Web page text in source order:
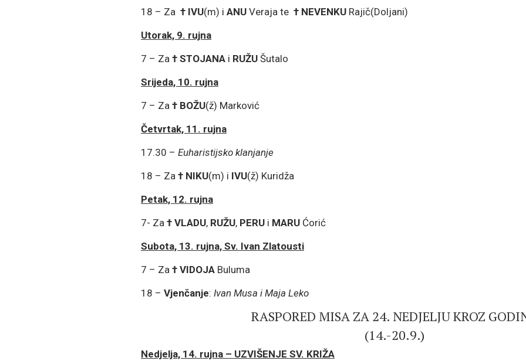
18 – Za † IVU(m) i ANU Veraja te † NEVENKU Rajič(Doljani)
Utorak, 9. rujna
7 – Za † STOJANA i RUŽU Šutalo
Srijeda, 10. rujna
7 – Za † BOŽU(ž) Marković
Četvrtak, 11. rujna
17.30 – Euharistijsko klanjanje
18 – Za † NIKU(m) i IVU(ž) Kuridža
Petak, 12. rujna
7- Za † VLADU, RUŽU, PERU i MARU Ćorić
Subota, 13. rujna, Sv. Ivan Zlatousti
7 – Za † VIDOJA Buluma
18 – Vjenčanje: Ivan Musa i Maja Leko
RASPORED MISA ZA 24. NEDJELJU KROZ
(14.-20.9.)
Nedjelja, 14. rujna – UZVIŠENJE SV. KRIŽA